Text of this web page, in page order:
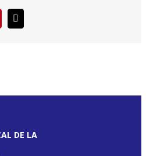
Pinterest
electrónico
DE LA